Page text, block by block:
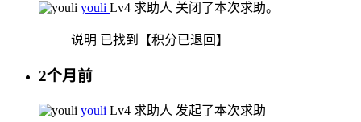
youli Lv4 求助人 关闭了本次求助。
说明 已找到【积分已退回】
2个月前
youli Lv4 求助人 发起了本次求助